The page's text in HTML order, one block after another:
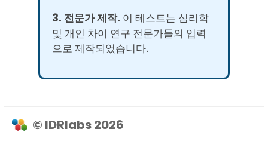
3. 전문가 제작. 이 테스트는 심리학
및 개인 차이 연구 전문가들의 입력
으로 제작되었습니다.
© IDRlabs 2026